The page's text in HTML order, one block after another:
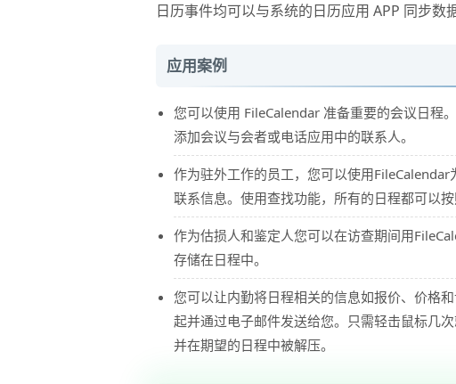
日历事件均可以与系统的日历应用 APP 同步数
应用案例
您可以使用 FileCalendar 准备重要的会议日程
添加会议与会者或电话应用中的联系人。
作为驻外工作的员工，您可以使用
联系信息。使用查找功能，所有的日程都可以按
作为估损人和鉴定人您可以在访查期间用
存储在日程中。
您可以让内勤将日程相关的信息如报价、价格
起并通过电子邮件发送给您。只需轻击鼠标几
并在期望的日程中被解压。